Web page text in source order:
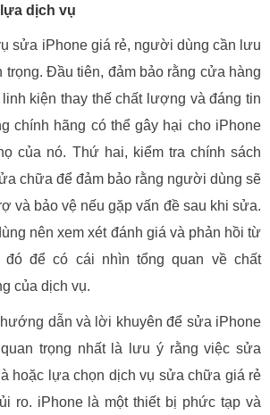
dịch vụ
sửa iPhone giá rẻ, người dùng cần lưu
trọng. Đầu tiên, đảm bảo rằng cửa hàng
kiện thay thế chất lượng và đáng tin
chính hãng có thể gây hại cho iPhone
của nó. Thứ hai, kiểm tra chính sách
chữa để đảm bảo rằng người dùng sẽ
và bảo vệ nếu gặp vấn đề sau khi sửa.
nên xem xét đánh giá và phản hồi từ
đó để có cái nhìn tổng quan về chất
của dịch vụ.
dẫn và lời khuyên để sửa iPhone
trọng nhất là lưu ý rằng việc sửa
hoặc lựa chọn dịch vụ sửa chữa giá rẻ
ro. iPhone là một thiết bị phức tạp và